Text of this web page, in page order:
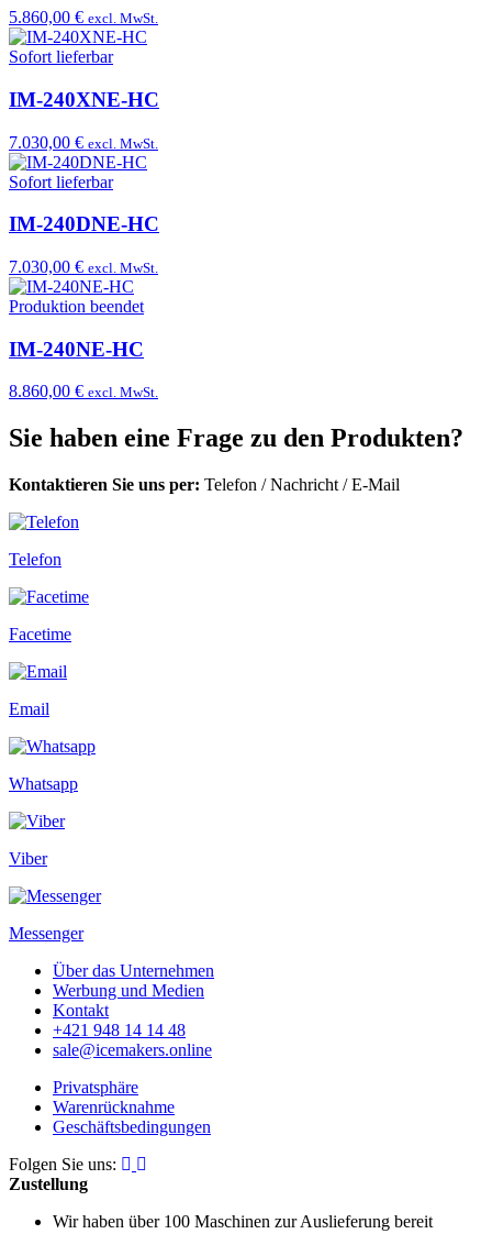
5.860,00 € excl. MwSt.
Sofort lieferbar
IM-240XNE-HC
7.030,00 € excl. MwSt.
Sofort lieferbar
IM-240DNE-HC
7.030,00 € excl. MwSt.
Produktion beendet
IM-240NE-HC
8.860,00 € excl. MwSt.
Sie haben eine Frage zu den Produkten?
Kontaktieren Sie uns per: Telefon /Nachricht /E-Mail
Telefon
Facetime
Email
Whatsapp
Viber
Messenger
Über das Unternehmen
Werbung und Medien
Kontakt
+421 948 14 14 48
sale@icemakers.online
Privatsphäre
Warenrücknahme
Geschäftsbedingungen
Folgen Sie uns:
Zustellung
Wir haben über 100 Maschinen zur Auslieferung bereit